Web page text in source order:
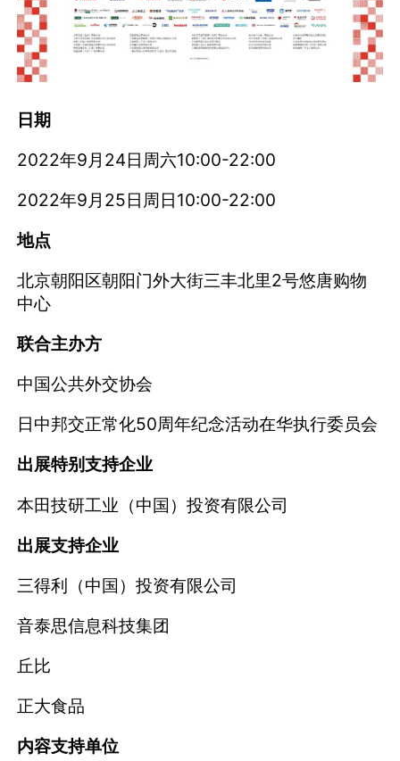
日期
2022年9月24日周六10:00-22:00
2022年9月25日周日10:00-22:00
地点
北京朝阳区朝阳门外大街三丰北里2号悠唐购物
中心
联合主办方
中国公共外交协会
日中邦交正常化50周年纪念活动在华执行委员会
出展特别支持企业
本田技研工业（中国）投资有限公司
出展支持企业
三得利（中国）投资有限公司
音泰思信息科技集团
丘比
正大食品
内容支持单位